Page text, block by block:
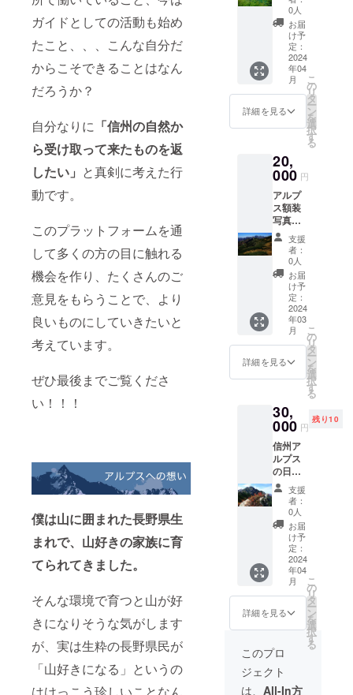
ガイドとしての活動も始め
たこと、、、こんな自分だ
からこそできることはなん
だろうか？
自分なりに 「信州の自然か
ら受け取って来たものを返
したい」 と真剣に考えた行
動です。
このプラットフォームを通
して多くの方の目に触れる
機会を作り、たくさんのご
意見をもらうことで、より
良いものにしていきたいと
考えています。
ぜひ最後までご覧くださ
い！！！
僕は山に囲まれた長野県生
まれで、山好きの家族に育
てられてきました。
そんな環境で育つと山が好
きになりそうな気がします
が、実は生粋の長野県民が
「山好きになる」というの
す。
美しい
自然の
中で
も、比
較的手
軽に行
けて、
特徴的
な自然
を楽し
める日
ランを
お届け
しま
す。お
まかせ
プラン
はもち
ろん、
オー
ダーも
承りま
す！
0人
お届
け予
定：
2024
年04
月
詳細を見る
こ
の
リ
タ
ー
ン
を
選
択
す
る
20,
000 円
アルプ
ス額装
写真
（A3+
サイ
ズ） 日
本アル
プスを
始めと
する、
信州の
美しい
山々。
思い入
れのあ
る山
希望の
山を
伺っ
て、そ
の山の
写真を
お届け
しま
す。
支援
者：
0人
お届
け予
定：
2024
年03
月
詳細を見る
こ
の
リ
タ
ー
ン
を
選
択
す
る
30,
000 円
残り10
信州ア
ルプス
の日帰
りガイ
ディン
グ！ 日
本アル
プスや
八ヶ岳
など、
日本を
代表す
るよう
な夏山
登山を
ガイ
ディン
グしま
す。 高
山植物
支援
者：
0人
お届
け予
定：
2024
年04
月
詳細を見る
こ
の
リ
タ
ー
ン
を
選
択
す
る
このプロ
ジェクト
は、 All-In方